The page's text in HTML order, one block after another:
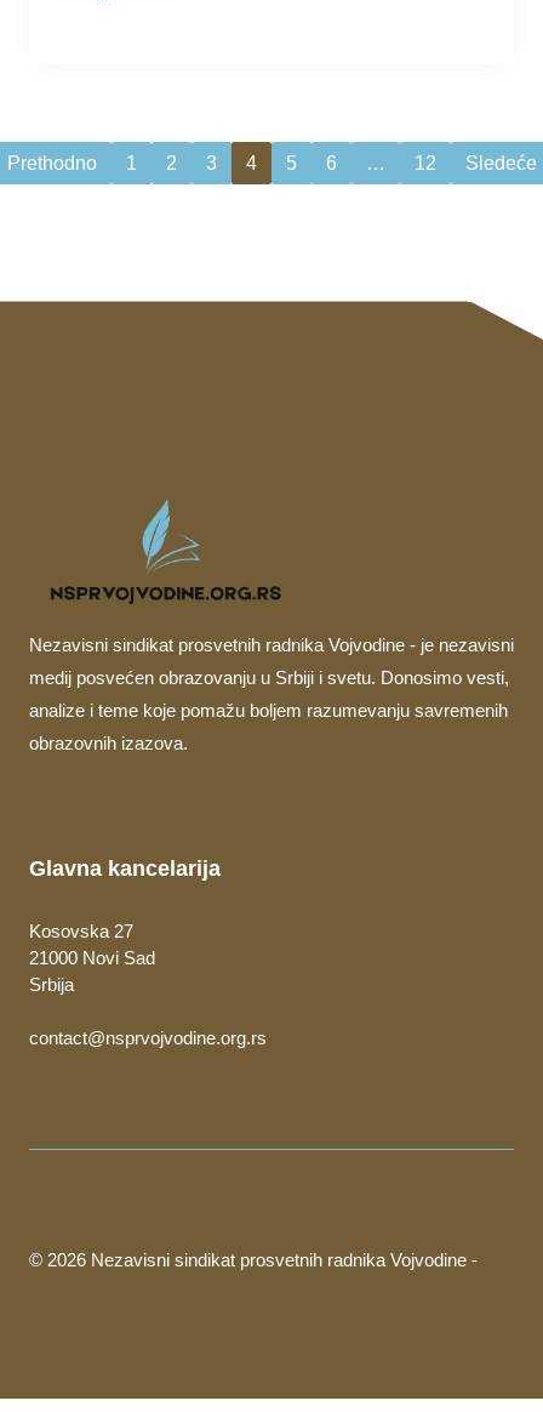
Prethodno 1 2 3 4 5 6 … 12 Sledeće
Nezavisni sindikat prosvetnih radnika Vojvodine - je nezavisni
medij posvećen obrazovanju u Srbiji i svetu. Donosimo vesti,
analize i teme koje pomažu boljem razumevanju savremenih
obrazovnih izazova.
Glavna kancelarija
Kosovska 27
21000 Novi Sad
Srbija
contact@nsprvojvodine.org.rs
© 2026 Nezavisni sindikat prosvetnih radnika Vojvodine -